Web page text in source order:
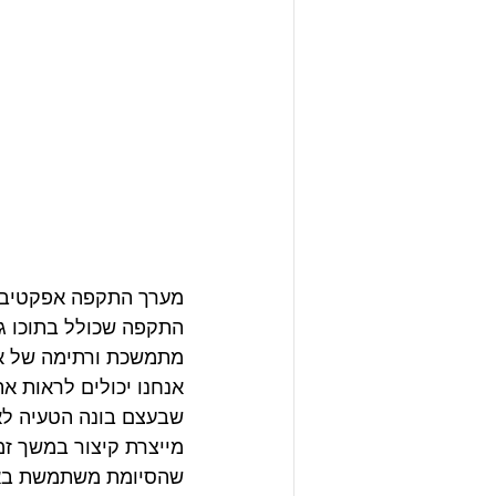
מערך התקפה
התקפה שכולל בתוכו
מתמשכת ורתימה של
אנחנו יכולים
שבעצם בונה הטעיה
מייצרת קיצור במשך
שהסיומת משתמשת